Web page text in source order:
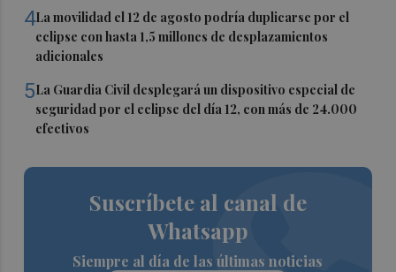
4La movilidad el 12 de agosto podría duplicarse por el
eclipse con hasta 1,5 millones de desplazamientos
adicionales
5La Guardia Civil desplegará un dispositivo especial de
seguridad por el eclipse del día 12, con más de 24.000
efectivos
Suscríbete al canal de
Whatsapp
Siempre al día de las últimas noticias